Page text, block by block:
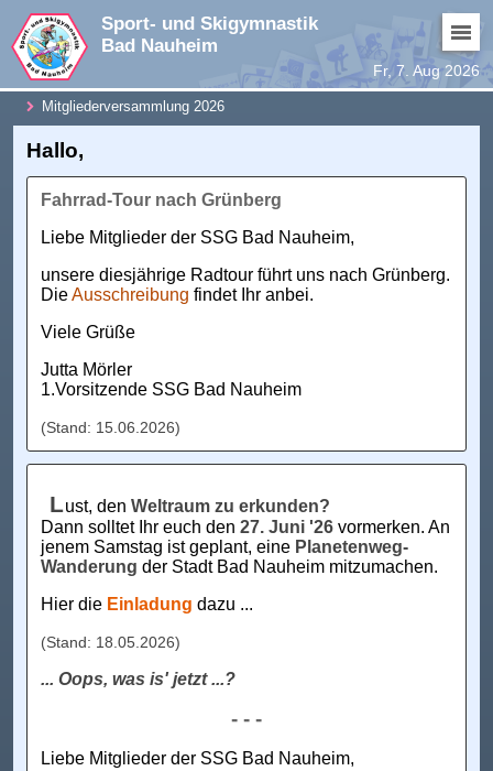
Fr, 7. Aug 2026
Sport- und Skigymnastik
Bad Nauheim
Mitgliederversammlung 2026
Hallo,
Fahrrad-Tour nach Grünberg
Liebe Mitglieder der SSG Bad Nauheim,
unsere diesjährige Radtour führt uns nach Grünberg.
DieAusschreibung findet Ihr anbei.
Viele Grüße
Jutta Mörler
1.Vorsitzende SSG Bad Nauheim
(Stand: 15.06.2026)
Lust, den Weltraum zu erkunden?
Dann solltet Ihr euch den 27. Juni '26 vormerken. An
jenem Samstag ist geplant, eine Planetenweg-
Wanderung der Stadt Bad Nauheim mitzumachen.
Hier die Einladung dazu ...
(Stand: 18.05.2026)
... Oops, was is' jetzt ...?
- - -
Liebe Mitglieder der SSG Bad Nauheim,